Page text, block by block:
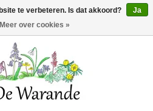
Winkelwagen >0 Artikelen - €0,00
te verbeteren. Is dat akkoord?
Ja
Meer over cookies »